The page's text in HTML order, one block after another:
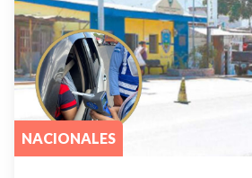
NACIONALES